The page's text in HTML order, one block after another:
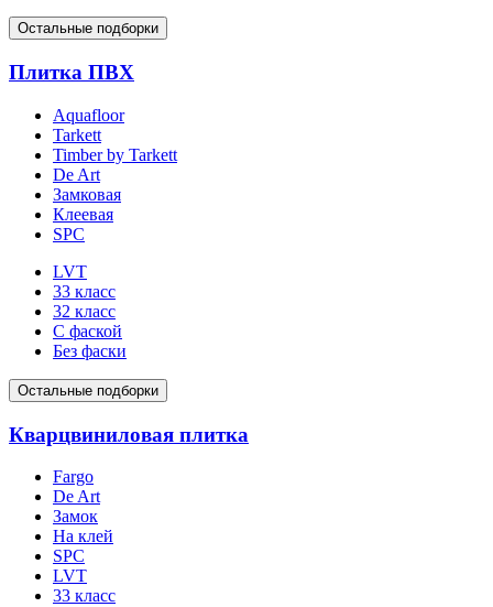
Остальные подборки
Плитка ПВХ
Aquafloor
Tarkett
Timber by Tarkett
De Art
Замковая
Клеевая
SPC
LVT
33 класс
32 класс
С фаской
Без фаски
Остальные подборки
Кварцвиниловая плитка
Fargo
De Art
Замок
На клей
SPC
LVT
33 класс